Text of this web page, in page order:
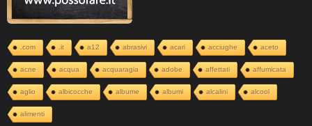
.com .it a12 abrasivi acari acciughe aceto
acne acqua acquaragia adobe affettati affumicata
aglio albicocche albume albumi alcalini alcool
alimenti